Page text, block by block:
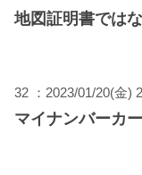
地図証明書では
32 ：2023/01/20(金)
マイナンバーカ